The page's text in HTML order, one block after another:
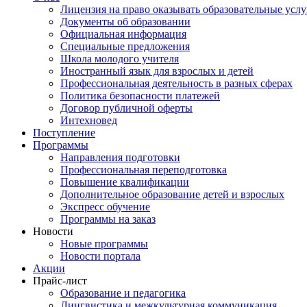
Лицензия на право оказывать образовательные
Документы об образовании
Официальная информация
Специальные предложения
Школа молодого учителя
Иностранный язык для взрослых и детей
Профессиональная деятельность в разных сферах
Политика безопасности платежей
Договор публичной оферты
Интехновед
Поступление
Программы
Направления подготовки
Профессиональная переподготовка
Повышение квалификации
Дополнительное образование детей и взрослых
Экспресс обучение
Программы на заказ
Новости
Новые программы
Новости портала
Акции
Прайс-лист
Образование и педагогика